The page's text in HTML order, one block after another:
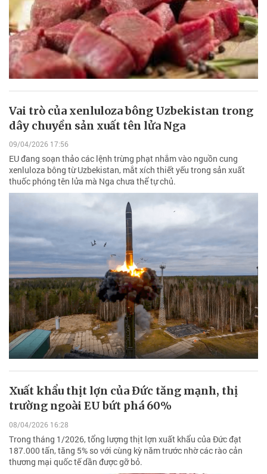
Vai trò của xenluloza bông Uzbekistan trong
dây chuyền sản xuất tên lửa Nga
09/04/2026 17:56
EU đang soạn thảo các lệnh trừng phạt nhắm vào nguồn cung
xenluloza bông từ Uzbekistan, mắt xích thiết yếu trong sản xuất
thuốc phóng tên lửa mà Nga chưa thể tự chủ.
Xuất khẩu thịt lợn của Đức tăng mạnh, thị
trường ngoài EU bứt phá 60%
08/04/2026 16:28
Trong tháng 1/2026, tổng lượng thịt lợn xuất khẩu của Đức đạt
187.000 tấn, tăng 5% so với cùng kỳ năm trước nhờ các rào cản
thương mại quốc tế dần được gỡ bỏ.